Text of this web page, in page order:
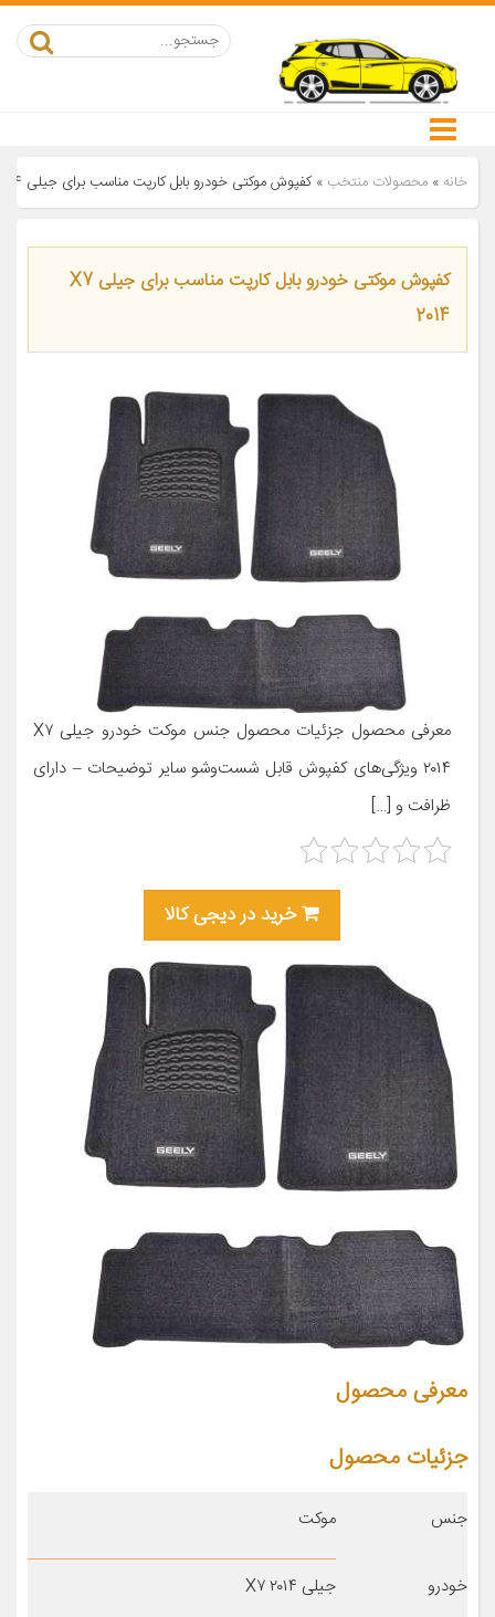
خانه » محصولات منتخب »کفپوش موکتی خودرو بابل کارپت مناسب برای جیلی X7 2014
کفپوش موکتی خودرو بابل کارپت مناسب برای جیلی X7
2014
معرفی محصول جزئیات محصول جنس موکت خودرو جیلی X۷
۲۰۱۴ ویژگی‌های کفپوش قابل شست‌وشو سایر توضیحات – دارای
ظرافت و […]
خرید در دیجی کالا
معرفی محصول
جزئیات محصول
جنس موکت
خودرو جیلی X۷ ۲۰۱۴